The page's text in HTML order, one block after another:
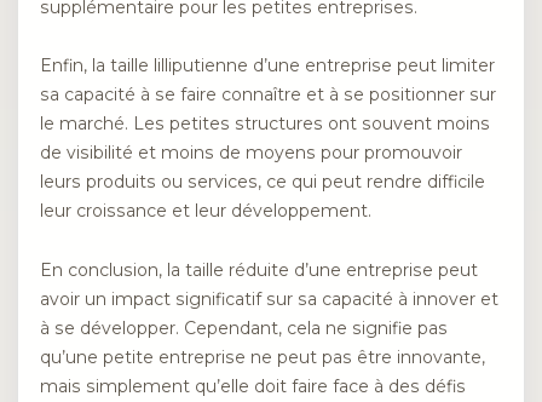
supplémentaire pour les petites entreprises.
Enfin, la taille lilliputienne d’une entreprise peut limiter
sa capacité à se faire connaître et à se positionner sur
le marché. Les petites structures ont souvent moins
de visibilité et moins de moyens pour promouvoir
leurs produits ou services, ce qui peut rendre difficile
leur croissance et leur développement.
En conclusion, la taille réduite d’une entreprise peut
avoir un impact significatif sur sa capacité à innover et
à se développer. Cependant, cela ne signifie pas
qu’une petite entreprise ne peut pas être innovante,
mais simplement qu’elle doit faire face à des défis